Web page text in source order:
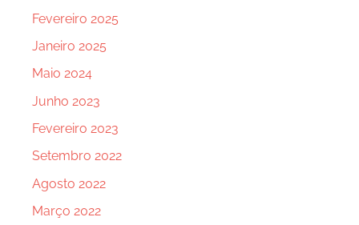
Fevereiro 2025
Janeiro 2025
Maio 2024
Junho 2023
Fevereiro 2023
Setembro 2022
Agosto 2022
Março 2022